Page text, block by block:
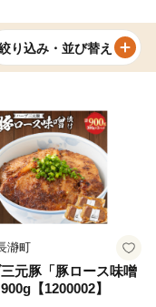
り込み・並び替え
瀞町
元豚「豚ロース味噌
【1200002】